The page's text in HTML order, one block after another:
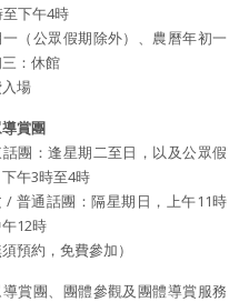
至下午4時
（公眾假期除外）、農曆年初一
：休館
場
賞團
話團：逢星期二至日，以及公眾假
午3時至4時
/ 普通話團：隔星期日，上午11時
12時
須預約，免費參加）
賞團、團體參觀及團體導賞服務